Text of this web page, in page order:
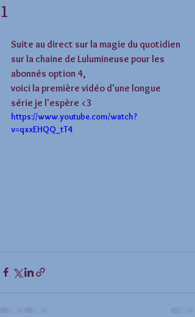
1
Suite au direct sur la magie du quotidien
sur la chaine de Lulumineuse pour les
abonnés option 4,
voici la première vidéo d'une longue
série je l'espère <3
https://www.youtube.com/watch?
v=qxxEHQQ_tT4